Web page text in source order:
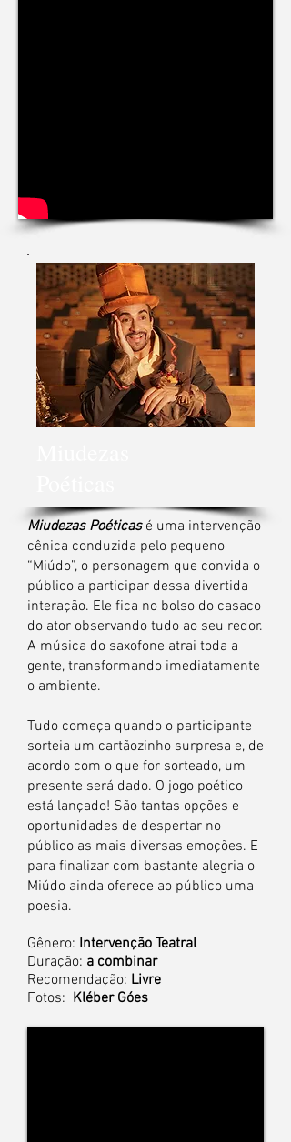
Miudezas Poéticasé uma intervenção
cênica conduzida pelo pequeno
“Miúdo”, o personagem que convida o
público a participar dessa divertida
interação. Ele fica no bolso do casaco
do ator observando tudo ao seu redor.
A música do saxofone atrai toda a
gente, transformando imediatamente
o ambiente.
Tudo começa quando o participante
sorteia um cartãozinho surpresa e, de
acordo com o que for sorteado, um
presente será dado. O jogo poético
está lançado! São tantas opções e
oportunidades de despertar no
público as mais diversas emoções. E
para finalizar com bastante alegria o
Miúdo ainda oferece ao público uma
poesia.
Gênero: Intervenção Teatral
Duração: a combinar
Recomendação: Livre
Fotos: Kléber Góes